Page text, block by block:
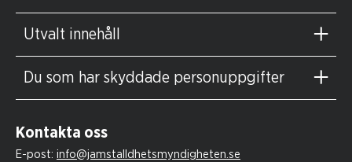
Utvalt innehåll
Du som har skyddade personuppgifter
Kontakta oss
E-post: info@jamstalldhetsmyndigheten.se